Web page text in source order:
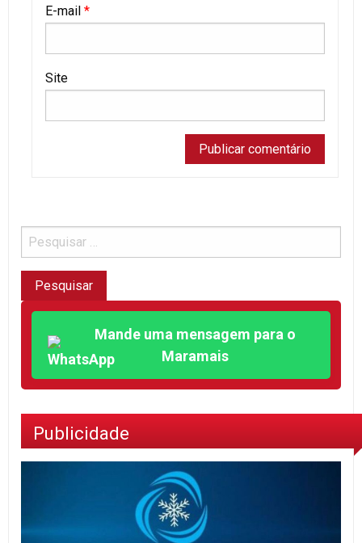
E-mail *
Site
Mande uma mensagem para o
Maramais
Publicidade